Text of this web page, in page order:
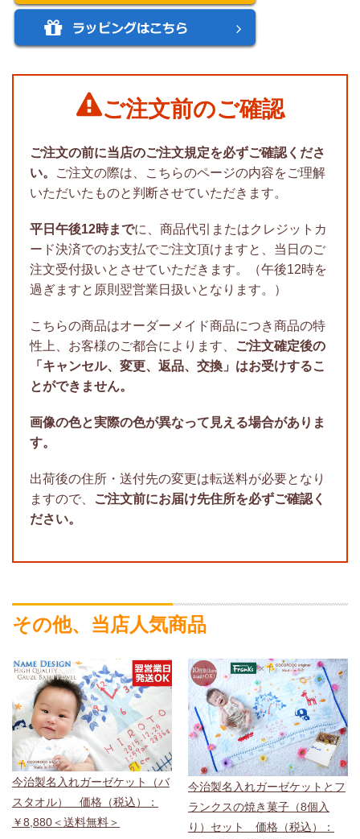
ご注文前のご確認
ご注文の前に当店のご注文規定を必ずご確認くださ
い。
ご注文の際は、こちらのページの内容をご理解
いただいたものと判断させていただきます。
平日午後12時までに、商品代引またはクレジットカ
ード決済でのお支払でご注文頂けますと、当日のご
注文受付扱いとさせていただきます。（午後12時を
過ぎますと原則翌営業日扱いとなります。）
こちらの商品はオーダーメイド商品につき商品の特
性上、お客様のご都合によります、
ご注文確定後の
「キャンセル、変更、返品、交換」はお受けするこ
とができません。
画像の色と実際の色が異なって見える場合がありま
す。
出荷後の住所・送付先の変更は転送料が必要となり
ますので、
ご注文前にお届け先住所を必ずご確認く
ださい。
その他、当店人気商品
今治製名入れガーゼケット（バ
スタオル） 価格（税込）：
￥8,880＜送料無料＞
今治製名入れガーゼケットとフ
ランクスの焼き菓子（8個入
り）セット 価格（税込）：